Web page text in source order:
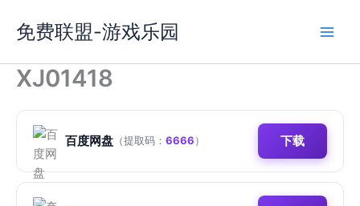
容
免费联盟-游戏乐园
XJ01418
百度网盘 （提取码： 6666） 下载